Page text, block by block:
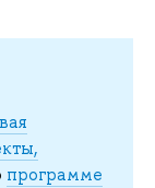
программе